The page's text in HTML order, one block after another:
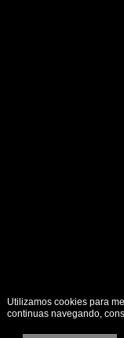
Utilizamos cookies para
continuas navegando,